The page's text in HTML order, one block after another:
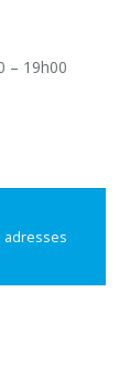
– 19h00
adresses